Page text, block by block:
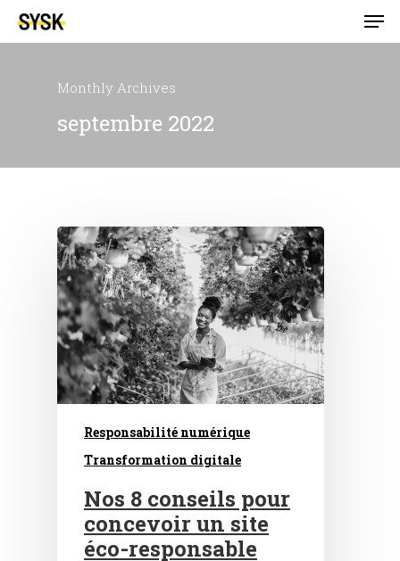
Monthly Archives
septembre 2022
Responsabilité numérique
Transformation digitale
Nos 8 conseils pour
concevoir un site
éco-responsable